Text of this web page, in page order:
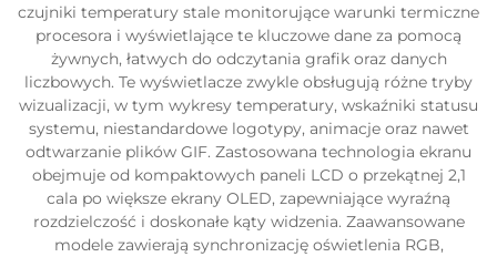
czujniki temperatury stale monitorujące warunki termiczne
procesora i wyświetlające te kluczowe dane za pomocą
żywnych, łatwych do odczytania grafik oraz danych
liczbowych. Te wyświetlacze zwykle obsługują różne tryby
wizualizacji, w tym wykresy temperatury, wskaźniki statusu
systemu, niestandardowe logotypy, animacje oraz nawet
odtwarzanie plików GIF. Zastosowana technologia ekranu
obejmuje od kompaktowych paneli LCD o przekątnej 2,1
cala po większe ekrany OLED, zapewniające wyraźną
rozdzielczość i doskonałe kąty widzenia. Zaawansowane
modele zawierają synchronizację oświetlenia RGB,